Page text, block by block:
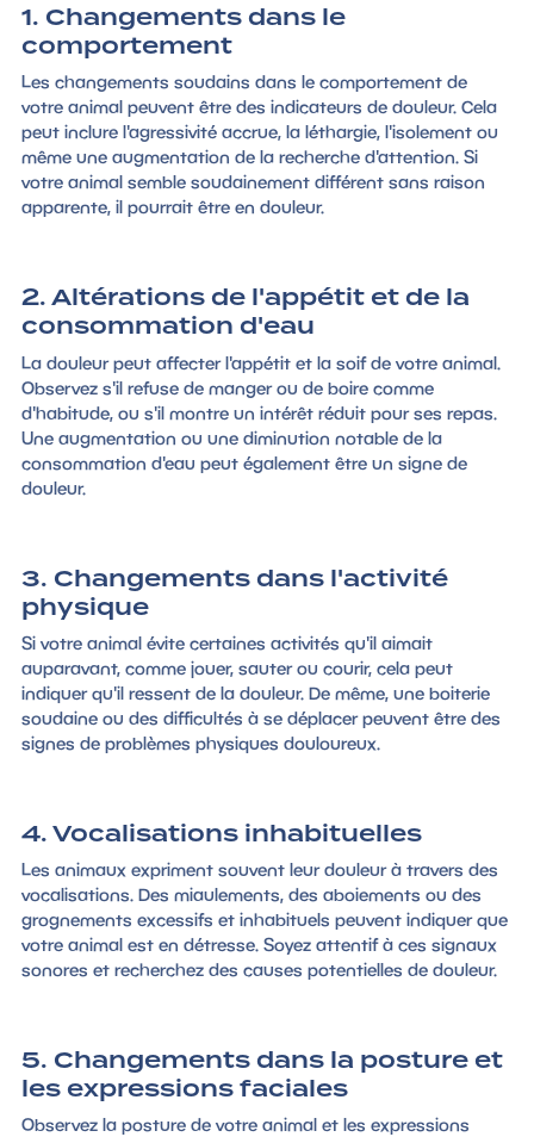
1. Changements dans le
comportement
Les changements soudains dans le comportement de
votre animal peuvent être des indicateurs de douleur. Cela
peut inclure l'agressivité accrue, la léthargie, l'isolement ou
même une augmentation de la recherche d'attention. Si
votre animal semble soudainement différent sans raison
apparente, il pourrait être en douleur.
2. Altérations de l'appétit et de la
consommation d'eau
La douleur peut affecter l'appétit et la soif de votre animal.
Observez s'il refuse de manger ou de boire comme
d'habitude, ou s'il montre un intérêt réduit pour ses repas.
Une augmentation ou une diminution notable de la
consommation d'eau peut également être un signe de
douleur.
3. Changements dans l'activité
physique
Si votre animal évite certaines activités qu'il aimait
auparavant, comme jouer, sauter ou courir, cela peut
indiquer qu'il ressent de la douleur. De même, une boiterie
soudaine ou des difficultés à se déplacer peuvent être des
signes de problèmes physiques douloureux.
4. Vocalisations inhabituelles
Les animaux expriment souvent leur douleur à travers des
vocalisations. Des miaulements, des aboiements ou des
grognements excessifs et inhabituels peuvent indiquer que
votre animal est en détresse. Soyez attentif à ces signaux
sonores et recherchez des causes potentielles de douleur.
5. Changements dans la posture et
les expressions faciales
Observez la posture de votre animal et les expressions